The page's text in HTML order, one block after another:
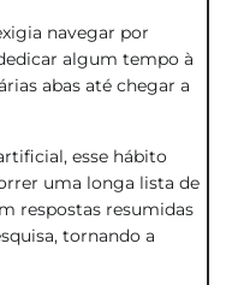
navegar por
algum tempo à
abas até chegar a
esse hábito
uma longa lista de
respostas resumidas
tornando a